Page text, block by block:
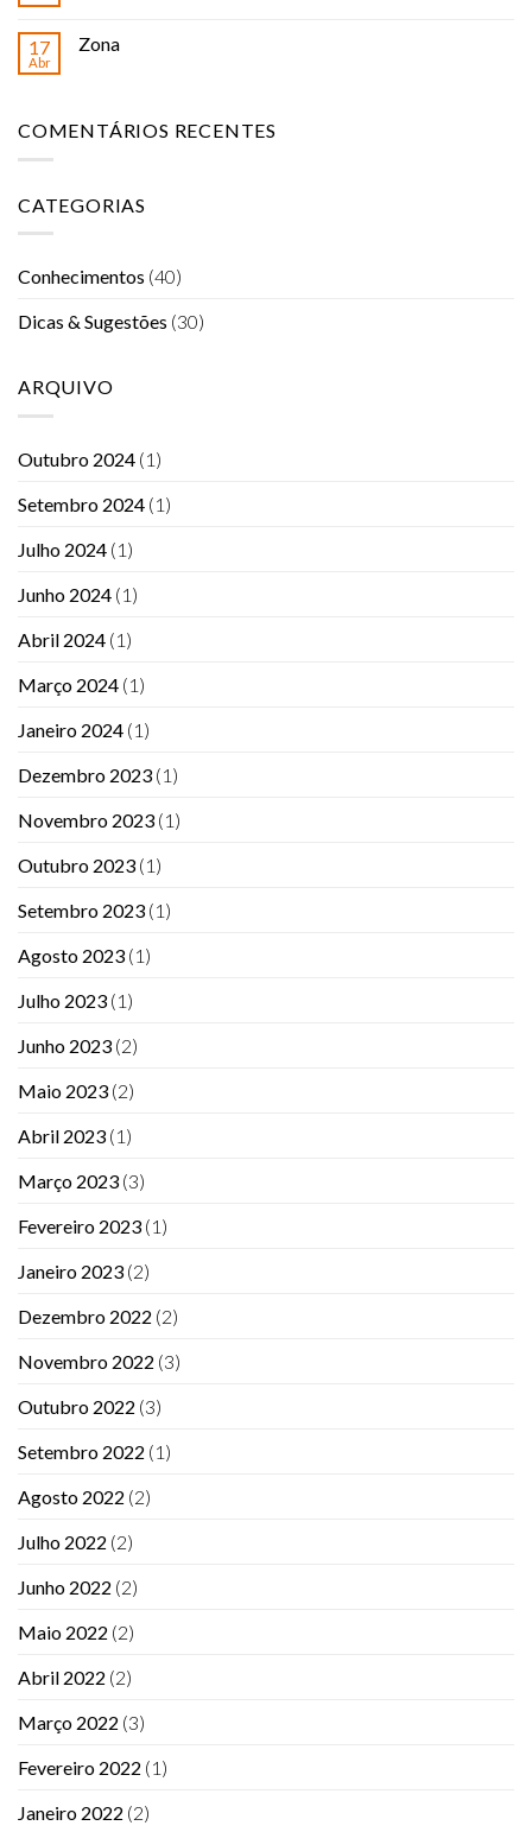
17
Abr
Zona
COMENTÁRIOS RECENTES
CATEGORIAS
Conhecimentos (40)
Dicas & Sugestões (30)
ARQUIVO
Outubro 2024 (1)
Setembro 2024 (1)
Julho 2024 (1)
Junho 2024 (1)
Abril 2024 (1)
Março 2024 (1)
Janeiro 2024 (1)
Dezembro 2023 (1)
Novembro 2023 (1)
Outubro 2023 (1)
Setembro 2023 (1)
Agosto 2023 (1)
Julho 2023 (1)
Junho 2023 (2)
Maio 2023 (2)
Abril 2023 (1)
Março 2023 (3)
Fevereiro 2023 (1)
Janeiro 2023 (2)
Dezembro 2022 (2)
Novembro 2022 (3)
Outubro 2022 (3)
Setembro 2022 (1)
Agosto 2022 (2)
Julho 2022 (2)
Junho 2022 (2)
Maio 2022 (2)
Abril 2022 (2)
Março 2022 (3)
Fevereiro 2022 (1)
Janeiro 2022 (2)